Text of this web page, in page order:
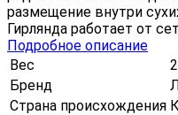
размещение внутри
Гирлянда работает от
Подробное описание
Вес
Бренд
Страна происхождения